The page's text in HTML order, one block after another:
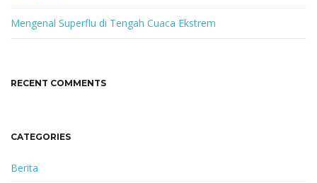
Mengenal Superflu di Tengah Cuaca Ekstrem
RECENT COMMENTS
CATEGORIES
Berita